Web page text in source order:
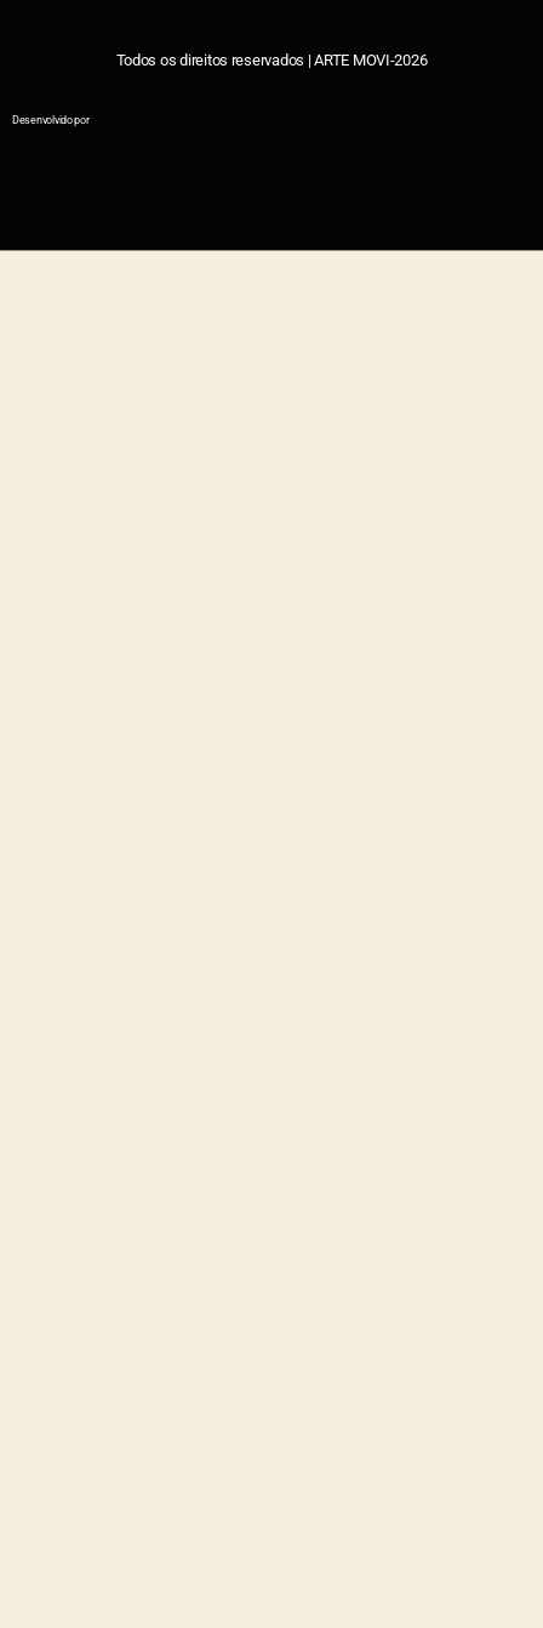
Todos os direitos reservados | ARTE MOVI-2026
Desenvolvido por